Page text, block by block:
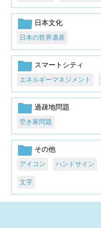
日本文化
日本の世界遺産
スマートシティ
エネルギーマネジメント
過疎地問題
空き家問題
その他
アイコン ハンドサイン
文字